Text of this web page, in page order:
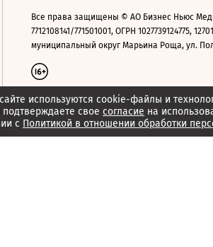
используются cookie-файлы и
свое согласие на
с Политикой в отношении обработки
Все права защищены © АО Бизнес Ньюс
7712108141/771501001, ОГРН 1027739124775,
муниципальный округ Марьина Роща, ул.